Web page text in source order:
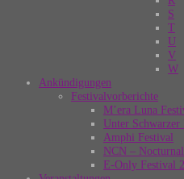
S
T
U
V
W
Ankündigungen
Festivalvorberichte
M’era Luna
Unter Schwarzer
Amphi Festival
NCN –
E-Only Festival